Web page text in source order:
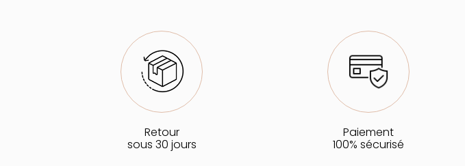
Retour
sous 30 jours
Paiement
100% sécurisé